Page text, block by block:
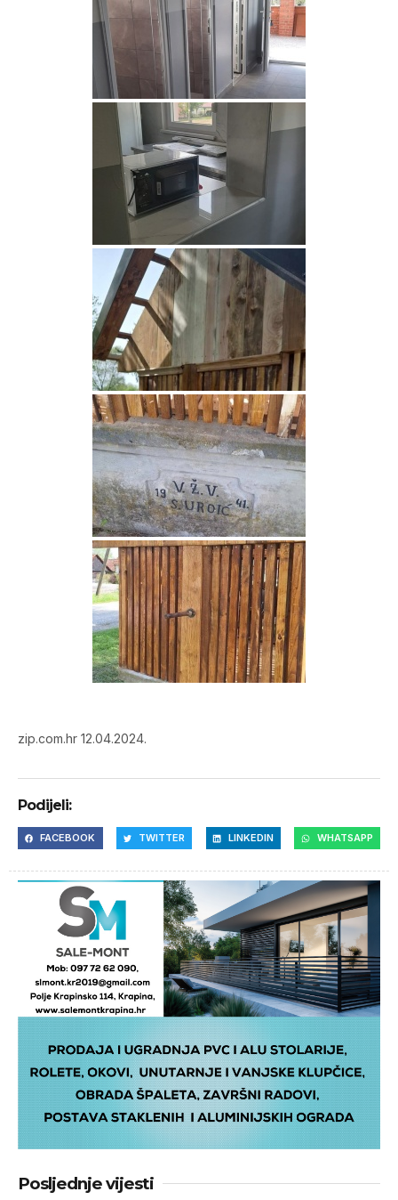
zip.com.hr 12.04.2024.
Podijeli:
FACEBOOK TWITTER LINKEDIN WHATSAPP
Posljednje vijesti